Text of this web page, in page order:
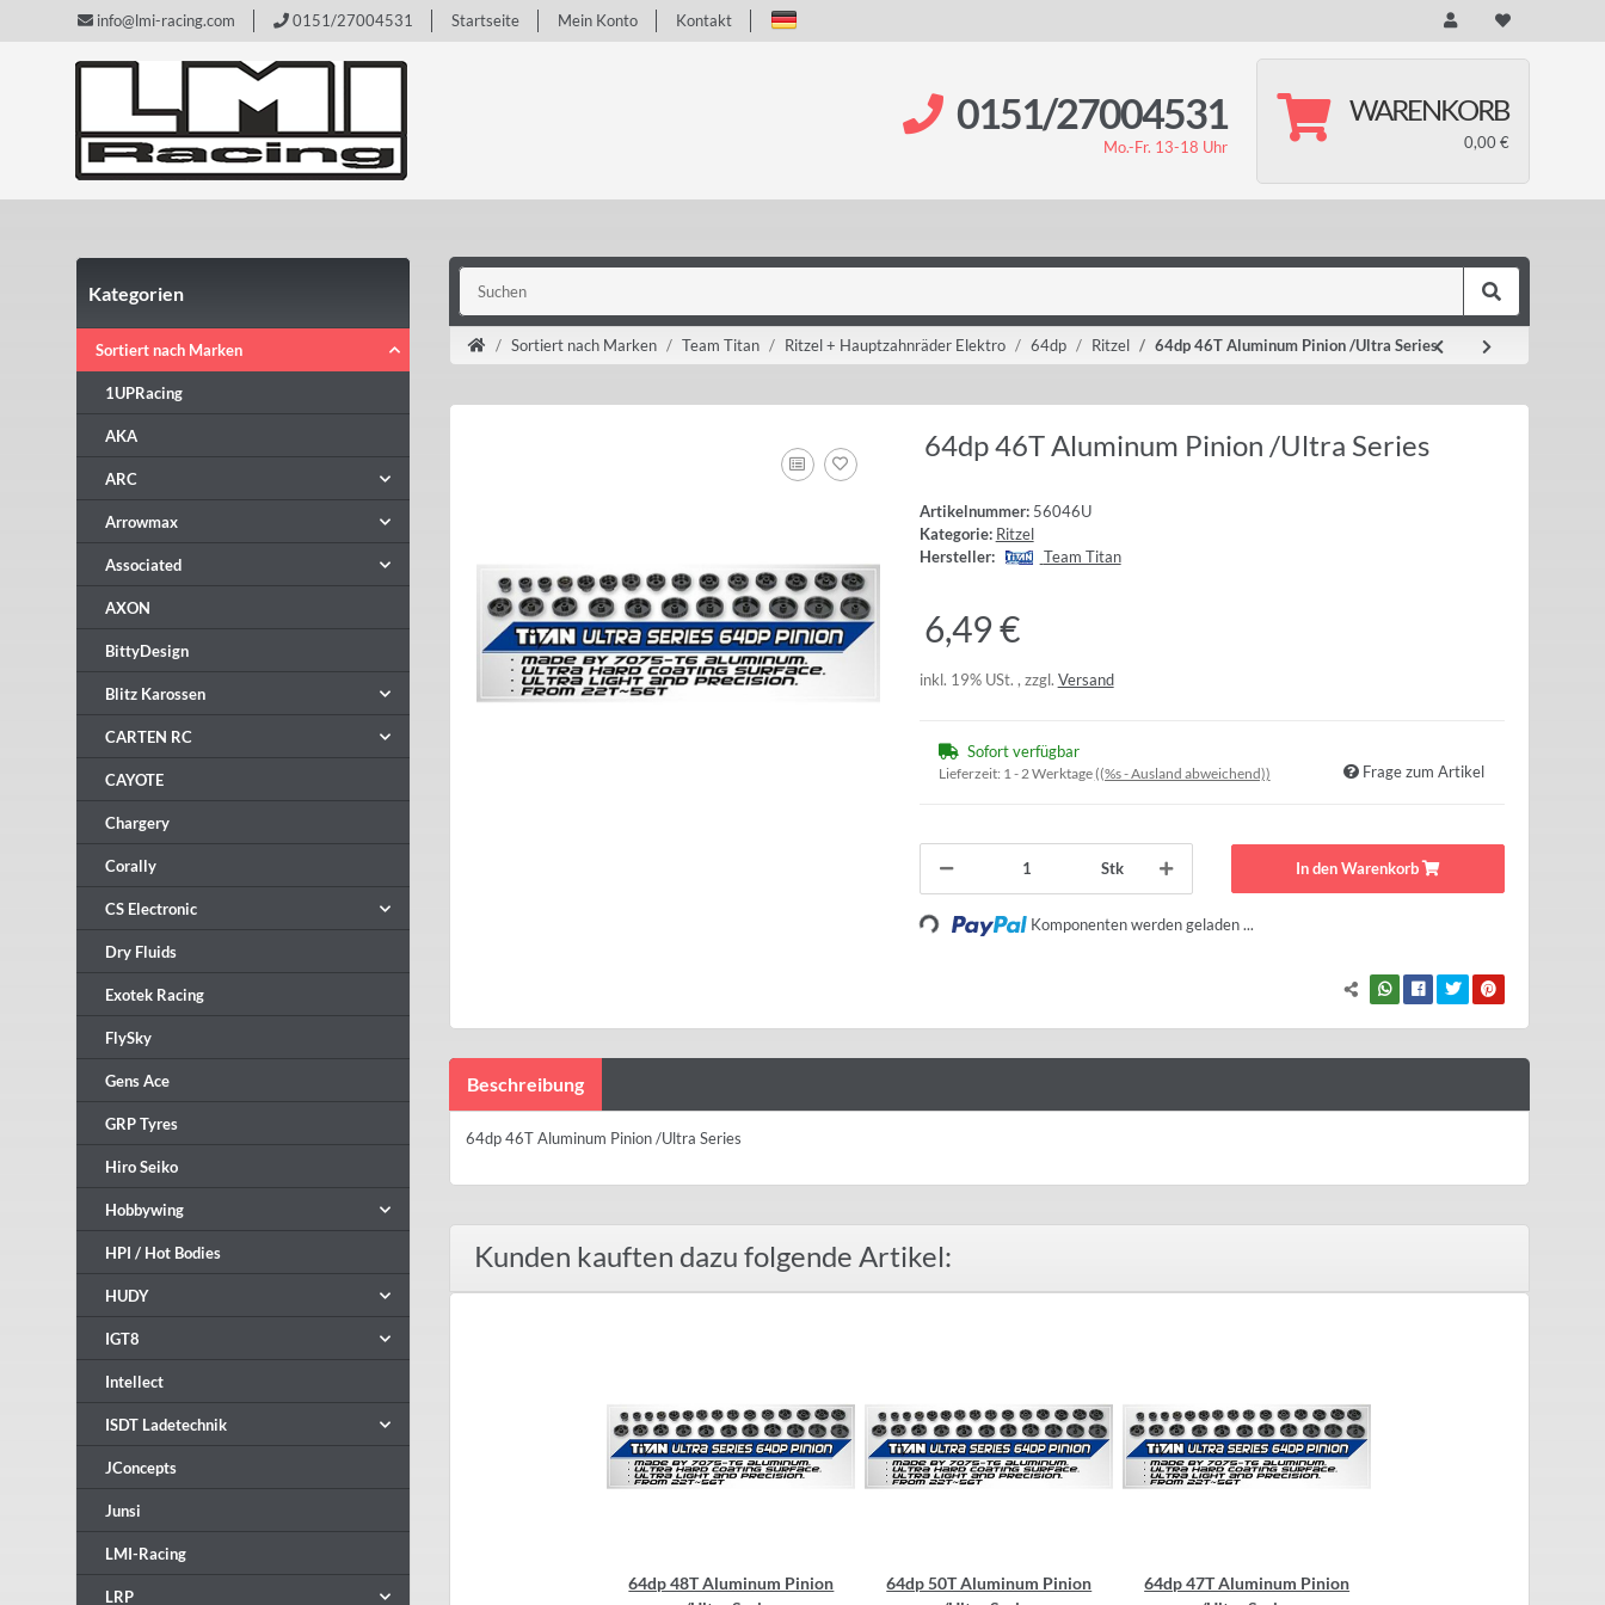
info@lmi-racing.com 0151/27004531 Startseite Mein Konto Kontakt
0151/27004531
Mo.-Fr. 13-18 Uhr
WARENKORB
0,00 €
Sortiert nach Marken Team Titan Ritzel + Hauptzahnräder Elektro 64dp Ritzel 64dp 46T Aluminum Pinion /Ultra Series
64dp 46T Aluminum Pinion /Ultra Series
Artikelnummer: 56046U
Kategorie: Ritzel
Hersteller:
Team Titan
6,49 €
inkl. 19% USt. , zzgl. Versand
Sofort verfügbar
Lieferzeit: 1 - 2 Werktage((%s - Ausland abweichend)) Frage zum Artikel
Stk In den Warenkorb
Loading... Komponenten werden geladen ...
Beschreibung
64dp 46T Aluminum Pinion /Ultra Series
Kunden kauften dazu folgende Artikel:
64dp 48T Aluminum Pinion
64dp 50T Aluminum Pinion
64dp 47T Aluminum Pinion
Kategorien
Sortiert nach Marken
1UPRacing
AKA
ARC
Arrowmax
Associated
AXON
BittyDesign
Blitz Karossen
CARTEN RC
CAYOTE
Chargery
Corally
CS Electronic
Dry Fluids
Exotek Racing
FlySky
Gens Ace
GRP Tyres
Hiro Seiko
Hobbywing
HPI / Hot Bodies
HUDY
IGT8
Intellect
ISDT Ladetechnik
JConcepts
Junsi
LMI-Racing
LRP